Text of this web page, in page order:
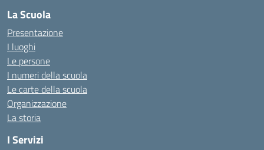
La Scuola
Presentazione
I luoghi
Le persone
I numeri della scuola
Le carte della scuola
Organizzazione
La storia
I Servizi